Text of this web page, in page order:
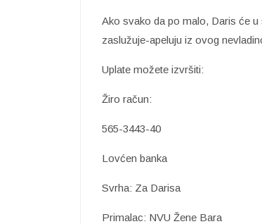
Ako svako da po malo, Daris će u
zaslužuje-apeluju iz ovog
Uplate možete izvršiti:
Žiro račun:
565-3443-40
Lovćen banka
Svrha: Za Darisa
Primalac: NVU Žene Bara